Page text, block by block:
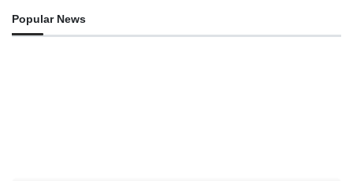
Popular News